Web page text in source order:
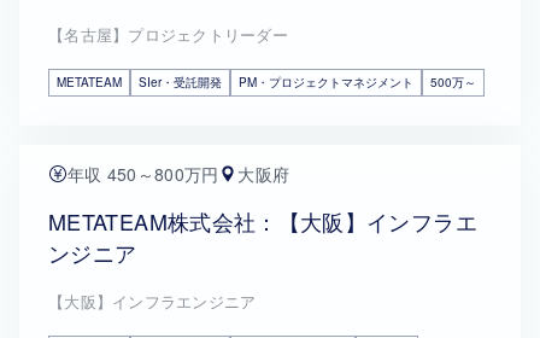
【名古屋】プロジェクトリーダー
METATEAM SIer・受託開発 PM・プロジェクトマネジメント 500万～
年収 450～800万円 大阪府
METATEAM株式会社：【大阪】インフラエ
ンジニア
【大阪】インフラエンジニア